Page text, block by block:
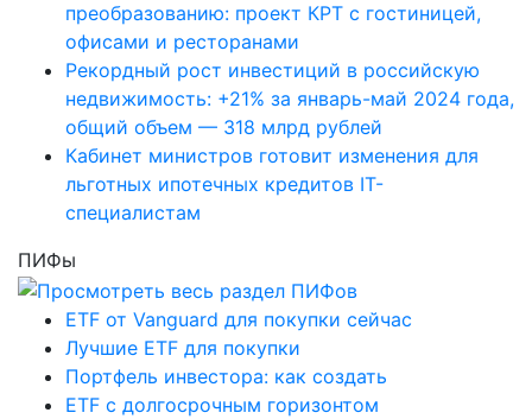
преобразованию: проект КРТ с гостиницей,
офисами и ресторанами
Рекордный рост инвестиций в российскую
недвижимость: +21% за январь-май 2024 года,
общий объем — 318 млрд рублей
Кабинет министров готовит изменения для
льготных ипотечных кредитов IT-
специалистам
ПИФы
ETF от Vanguard для покупки сейчас
Лучшие ETF для покупки
Портфель инвестора: как создать
ETF с долгосрочным горизонтом